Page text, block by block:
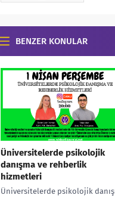
BENZER KONULAR
Üniversitelerde psikolojik
danışma ve rehberlik
hizmetleri
Üniversitelerde psikolojik